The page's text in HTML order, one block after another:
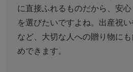
に直接ふれるものだから、安
を選びたいですよね。出産祝
など、大切な人への贈り物に
めできます。